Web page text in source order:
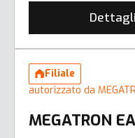
Filiale
autorizzato da
MEGATRON